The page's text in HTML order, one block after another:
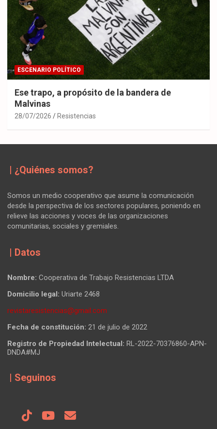
ESCENARIO POLÍTICO
Ese trapo, a propósito de la bandera de
Malvinas
28/07/2026 Resistencias
| ¿Quiénes somos?
Somos un medio cooperativo que asume la comunicación
desde la perspectiva de los sectores populares, poniendo en
relieve las acciones y voces de las organizaciones
comunitarias, sociales y gremiales.
| Datos
Nombre: Cooperativa de Trabajo Resistencias LTDA
Domicilio legal: Uriarte 2468
revistaresistencias@gmail.com
Fecha de constitución: 21 de julio de 2022
Registro de Propiedad Intelectual: RL-2022-70376860-APN-
DNDA#MJ
| Seguinos